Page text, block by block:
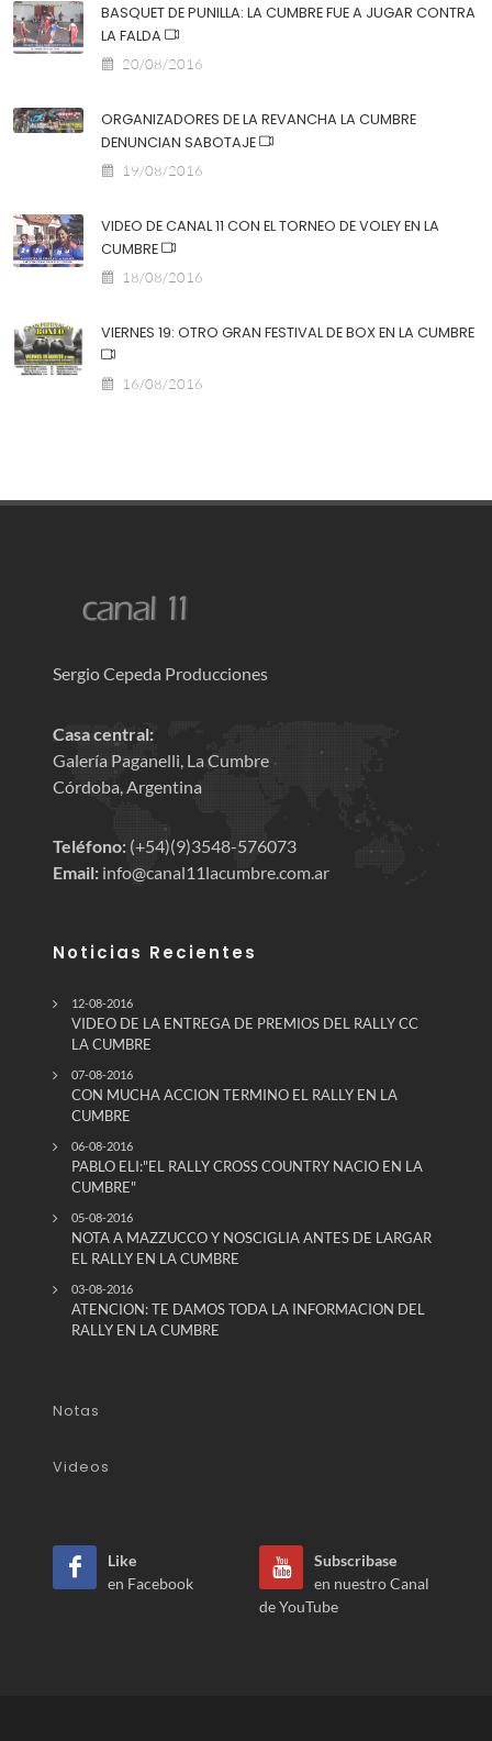
BASQUET DE PUNILLA: LA CUMBRE FUE A JUGAR CONTRA
LA FALDA
20/08/2016
ORGANIZADORES DE LA REVANCHA LA CUMBRE
DENUNCIAN SABOTAJE
19/08/2016
VIDEO DE CANAL 11 CON EL TORNEO DE VOLEY EN LA
CUMBRE
18/08/2016
VIERNES 19: OTRO GRAN FESTIVAL DE BOX EN LA CUMBRE
16/08/2016
Sergio Cepeda Producciones
Casa central:
Galería Paganelli, La Cumbre
Córdoba, Argentina
Teléfono: (+54)(9)3548-576073
Email: info@canal11lacumbre.com.ar
Noticias Recientes
12-08-2016
VIDEO DE LA ENTREGA DE PREMIOS DEL RALLY CC
LA CUMBRE
07-08-2016
CON MUCHA ACCION TERMINO EL RALLY EN LA
CUMBRE
06-08-2016
PABLO ELI:"EL RALLY CROSS COUNTRY NACIO EN LA
CUMBRE"
05-08-2016
NOTA A MAZZUCCO Y NOSCIGLIA ANTES DE LARGAR
EL RALLY EN LA CUMBRE
03-08-2016
ATENCION: TE DAMOS TODA LA INFORMACION DEL
RALLY EN LA CUMBRE
Notas
Videos
Like
en Facebook
Subscribase
en nuestro Canal
de YouTube